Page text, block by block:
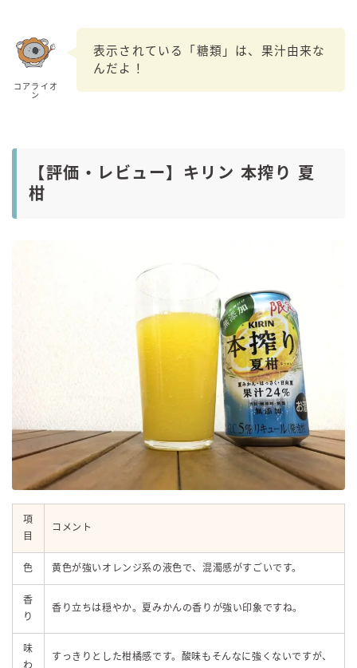
コアライオ
ン
表示されている「糖類」は、果汁由来な
んだよ！
【評価・レビュー】キリン 本搾り 夏
柑
項
目
コメント
色 黄色が強いオレンジ系の液色で、混濁感がすごいです。
香
り
香り立ちは穏やか。夏みかんの香りが強い印象ですね。
味
わ
すっきりとした柑橘感です。酸味もそんなに強くないですが、
缶チューハイの売れ筋ランキングはこちら